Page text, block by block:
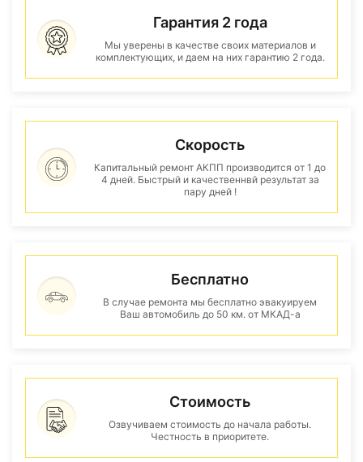
Гарантия 2 года
Мы уверены в качестве своих материалов и
комплектующих, и даем на них гарантию 2 года.
Скорость
Капитальный ремонт АКПП производится от 1 до
4 дней. Быстрый и качественнвй результат за
пару дней !
Бесплатно
В случае ремонта мы бесплатно эвакуируем
Ваш автомобиль до 50 км. от МКАД-а
Стоимость
Озвучиваем стоимость до начала работы.
Честность в приоритете.